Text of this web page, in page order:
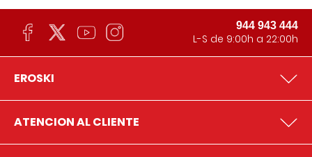
944 943 444
L-S de 9:00h a 22:00h
EROSKI
ATENCION AL CLIENTE